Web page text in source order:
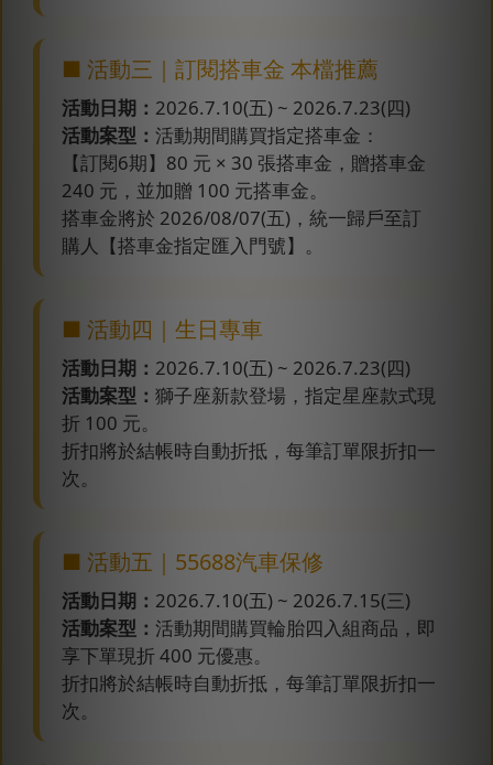
■ 活動三｜訂閱搭車金 本檔推薦
活動日期： 2026.7.10(五) ~ 2026.7.23(四)
活動案型： 活動期間購買指定搭車金：
【訂閱6期】80 元 × 30 張搭車金，贈搭車金
240 元，並加贈 100 元搭車金。
搭車金將於 2026/08/07(五)，統一歸戶至訂
購人【搭車金指定匯入門號】。
■ 活動四｜生日專車
活動日期： 2026.7.10(五) ~ 2026.7.23(四)
活動案型： 獅子座新款登場，指定星座款式現
折 100 元。
折扣將於結帳時自動折抵，每筆訂單限折扣一
次。
■ 活動五｜55688汽車保修
活動日期： 2026.7.10(五) ~ 2026.7.15(三)
活動案型： 活動期間購買輪胎四入組商品，即
享下單現折 400 元優惠。
折扣將於結帳時自動折抵，每筆訂單限折扣一
次。